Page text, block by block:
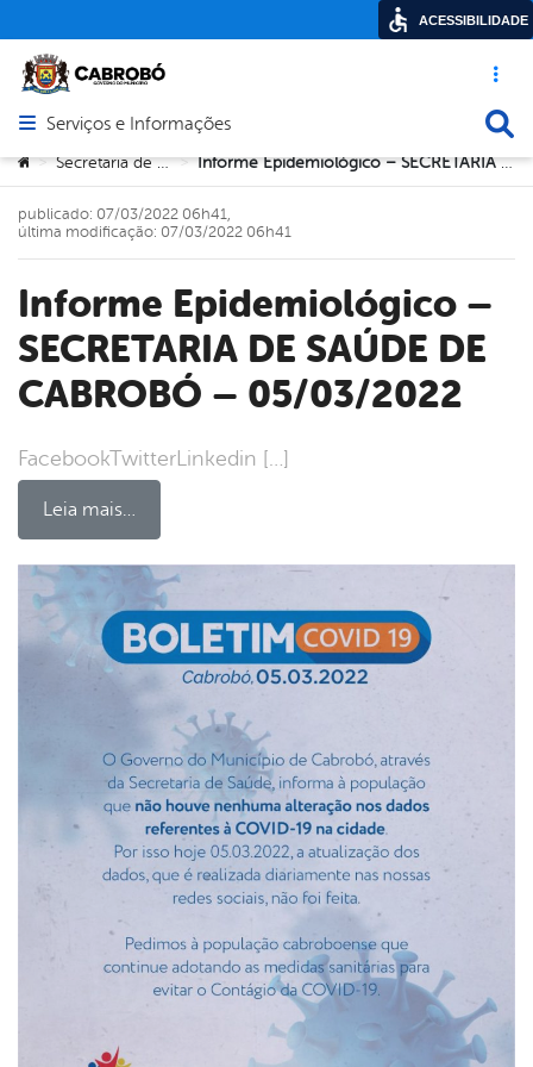
Acesso
Abrir menu principal de navegação
Serviços e Informações
Você está aqui:
> Secretaria de Saúde > Informe Epidemiológico – SECRETARIA DE SAÚDE DE CABROBÓ – 05/03/2022
Informe Epidemiológico –
SECRETARIA DE SAÚDE DE
CABROBÓ – 05/03/2022
FacebookTwitterLinkedin […]
Leia mais…
publicado: 07/03/2022 06h41,
última modificação: 07/03/2022 06h41
ACESSIBILIDADE